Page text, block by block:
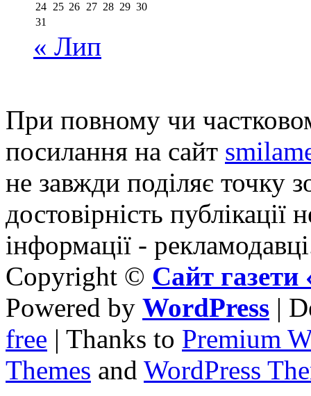
24 25 26 27 28 29 30
31
« Лип
При повному чи
посилання на сайт
не завжди поділяє точку
достовірність публікації
інформації -
Copyright © Сайт
Powered by WordPress |
free | Thanks to Premium
Themes and WordPress